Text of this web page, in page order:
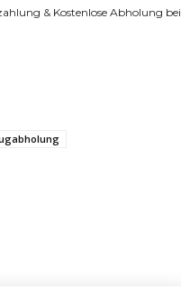
& Kostenlose Abholung bei